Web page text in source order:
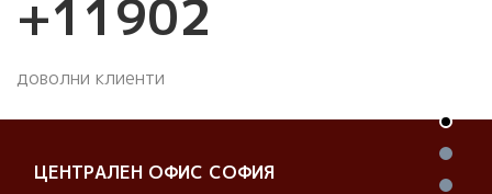
+14181
доволни клиенти
ЦЕНТРАЛЕН ОФИС СОФИЯ